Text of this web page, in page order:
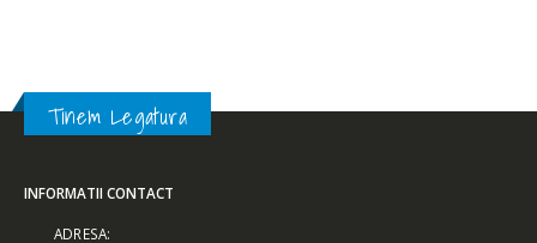
Tinem Legatura
INFORMATII CONTACT
ADRESA: